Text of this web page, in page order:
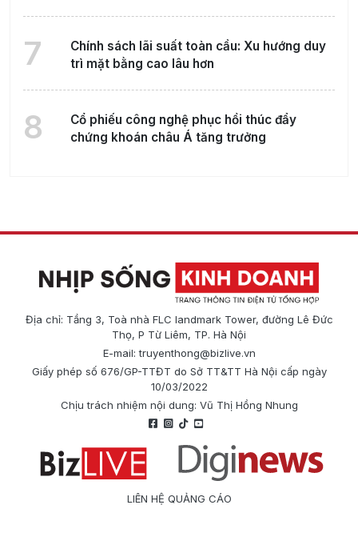
7
Chính sách lãi suất toàn cầu: Xu hướng duy
trì mặt bằng cao lâu hơn
8
Cổ phiếu công nghệ phục hồi thúc đẩy
chứng khoán châu Á tăng trưởng
Địa chỉ: Tầng 3, Toà nhà FLC landmark Tower, đường Lê Đức
Thọ, P Từ Liêm, TP. Hà Nội
E-mail:truyenthong@bizlive.vn
Giấy phép số 676/GP-TTĐT do Sở TT&TT Hà Nội cấp ngày
10/03/2022
Chịu trách nhiệm nội dung: Vũ Thị Hồng Nhung
LIÊN HỆ QUẢNG CÁO